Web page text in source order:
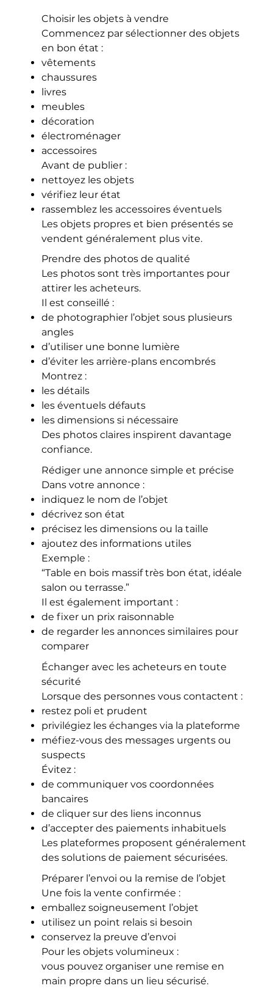
Choisir les objets à vendre
Commencez par sélectionner des objets
en bon état :
vêtements
chaussures
livres
meubles
décoration
électroménager
accessoires
Avant de publier :
nettoyez les objets
vérifiez leur état
rassemblez les accessoires éventuels
Les objets propres et bien présentés se
vendent généralement plus vite.
Prendre des photos de qualité
Les photos sont très importantes pour
attirer les acheteurs.
Il est conseillé :
de photographier l’objet sous plusieurs
angles
d’utiliser une bonne lumière
d’éviter les arrière-plans encombrés
Montrez :
les détails
les éventuels défauts
les dimensions si nécessaire
Des photos claires inspirent davantage
confiance.
Rédiger une annonce simple et précise
Dans votre annonce :
indiquez le nom de l’objet
décrivez son état
précisez les dimensions ou la taille
ajoutez des informations utiles
Exemple :
“Table en bois massif très bon état, idéale
salon ou terrasse.”
Il est également important :
de fixer un prix raisonnable
de regarder les annonces similaires pour
comparer
Échanger avec les acheteurs en toute
sécurité
Lorsque des personnes vous contactent :
restez poli et prudent
privilégiez les échanges via la plateforme
méfiez-vous des messages urgents ou
suspects
Évitez :
de communiquer vos coordonnées
bancaires
de cliquer sur des liens inconnus
d’accepter des paiements inhabituels
Les plateformes proposent généralement
des solutions de paiement sécurisées.
Préparer l’envoi ou la remise de l’objet
Une fois la vente confirmée :
emballez soigneusement l’objet
utilisez un point relais si besoin
conservez la preuve d’envoi
Pour les objets volumineux :
vous pouvez organiser une remise en
main propre dans un lieu sécurisé.